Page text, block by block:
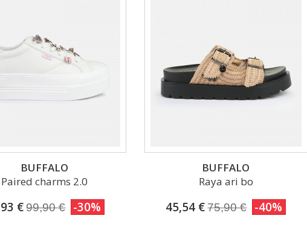
BUFFALO
Paired charms 2.0
€ 99,90 € -30%
BUFFALO
Raya ari bo
45,54 € 75,90 € -40%